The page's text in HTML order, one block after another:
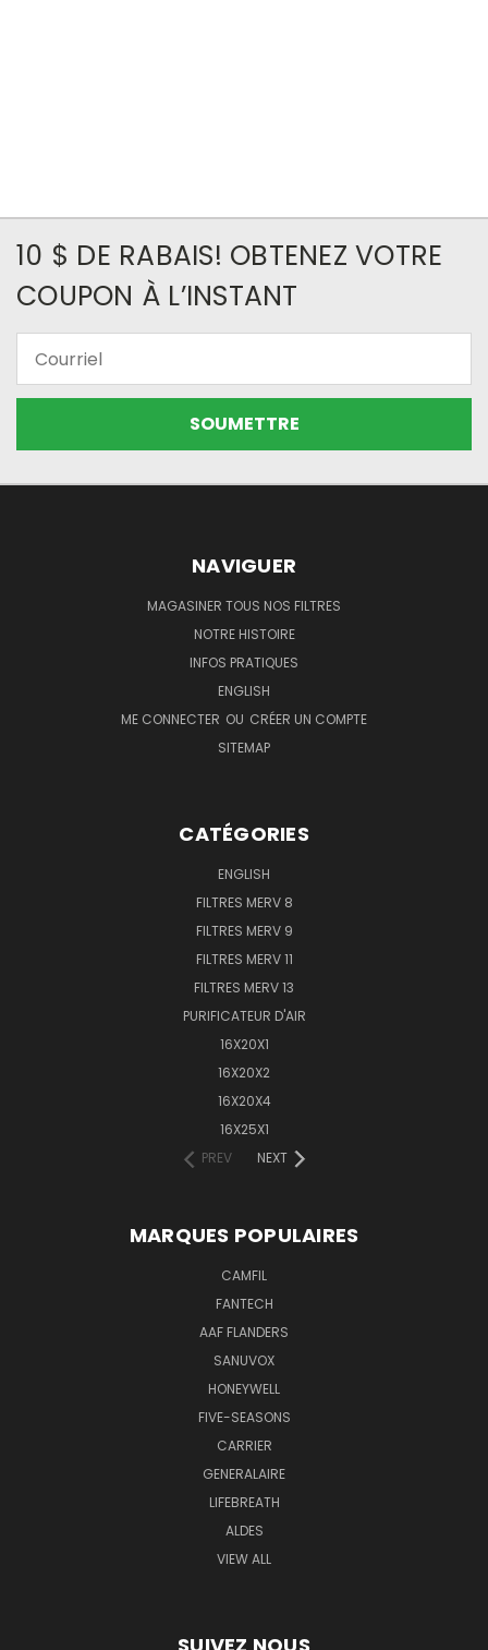
10 $ DE RABAIS! OBTENEZ VOTRE
COUPON À L’INSTANT
NAVIGUER
MAGASINER TOUS NOS FILTRES
NOTRE HISTOIRE
INFOS PRATIQUES
ENGLISH
ME CONNECTER OU CRÉER UN COMPTE
SITEMAP
CATÉGORIES
ENGLISH
FILTRES MERV 8
FILTRES MERV 9
FILTRES MERV 11
FILTRES MERV 13
PURIFICATEUR D'AIR
16X20X1
16X20X2
16X20X4
16X25X1
PREV
NEXT
MARQUES POPULAIRES
CAMFIL
FANTECH
AAF FLANDERS
SANUVOX
HONEYWELL
FIVE-SEASONS
CARRIER
GENERALAIRE
LIFEBREATH
ALDES
VIEW ALL